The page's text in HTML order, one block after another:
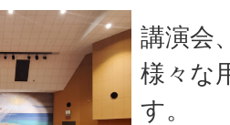
講演会
様々な
す。